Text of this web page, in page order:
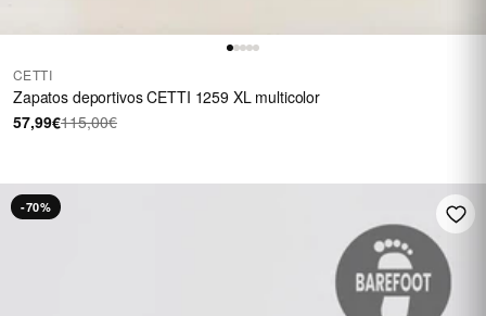
CETTI
Zapatos deportivos CETTI 1259 XL multicolor
57,99€115,00€
-70%